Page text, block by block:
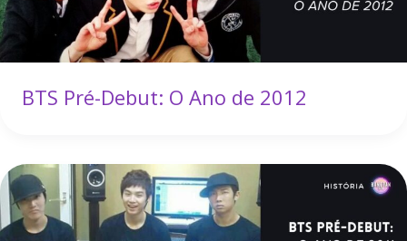
BTS Pré-Debut: O Ano de 2012